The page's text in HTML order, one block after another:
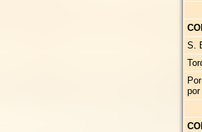
S.
por